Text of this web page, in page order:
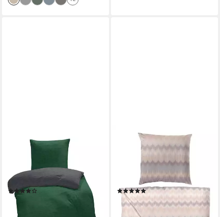
Bettwäsche Melange, Flanell,
2 teilig, modern meliert,
Baumwolle kuschelig warme
weiche Biber Winter
ab 21,90 € 32,90 €
-33%
PRIMERA
Bettwäsche Edelflanell-
Bettwäsche Zick Zack, Edel-
Köper-Flanell, 2 teilig, mit
einer spannenden Optik
(2)
ab 41,99 € UVP54,95 €
-24%